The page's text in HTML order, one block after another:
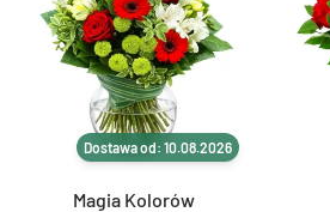
Dostawa od: 10.08.2026
Magia Kolorów